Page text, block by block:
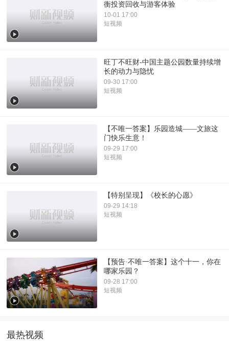
衡投资回收与游客体验
10-01 17:00
短视频
旺丁不旺财-中国主题公园数量持续增
长的动力与隐忧
09-30 17:00
短视频
【不唯一答案】乐园造城——文旅这
门快乐生意！
09-29 17:00
短视频
【特别呈现】《校长的心愿》
09-29 14:18
短视频
【预告·不唯一答案】这个十一，你在
哪家乐园？
09-28 17:00
短视频
最热视频